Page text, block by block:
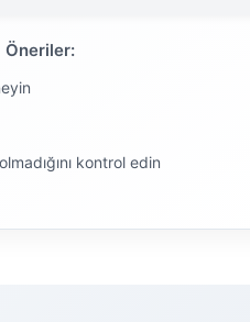
Öneriler:
kontrol edin